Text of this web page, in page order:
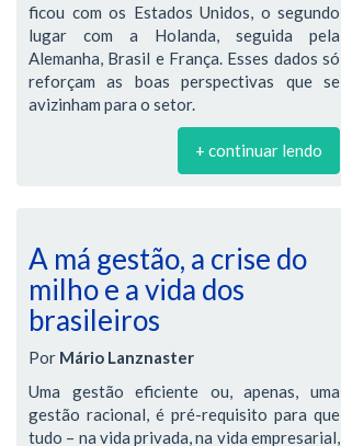
ficou com os Estados Unidos, o segundo
lugar com a Holanda, seguida pela
Alemanha, Brasil e França. Esses dados só
reforçam as boas perspectivas que se
avizinham para o setor.
+ continuar lendo
A má gestão, a crise do
milho e a vida dos
brasileiros
Por Mário Lanznaster
Uma gestão eficiente ou, apenas, uma
gestão racional, é pré-requisito para que
tudo – na vida privada, na vida empresarial,